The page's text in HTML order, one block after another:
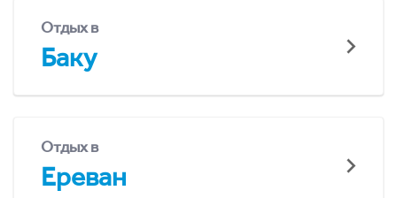
Отдых в
Баку
Отдых в
Ереван